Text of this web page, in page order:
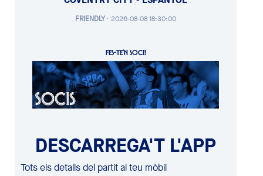
FRIENDLY· 2026-08-08 18:30:00
FES-TE'N SOCI!
DESCARREGA'T L'APP
Tots els detalls del partit al teu mòbil